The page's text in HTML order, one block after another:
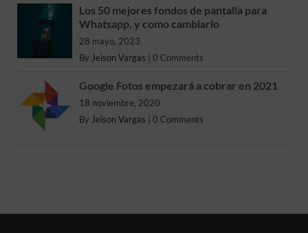
Los 50 mejores fondos de pantalla para
Whatsapp, y como cambiarlo
28 mayo, 2023
By Jeison Vargas 0 Comments
Google Fotos empezará a cobrar en 2021
18 noviembre, 2020
By Jeison Vargas 0 Comments